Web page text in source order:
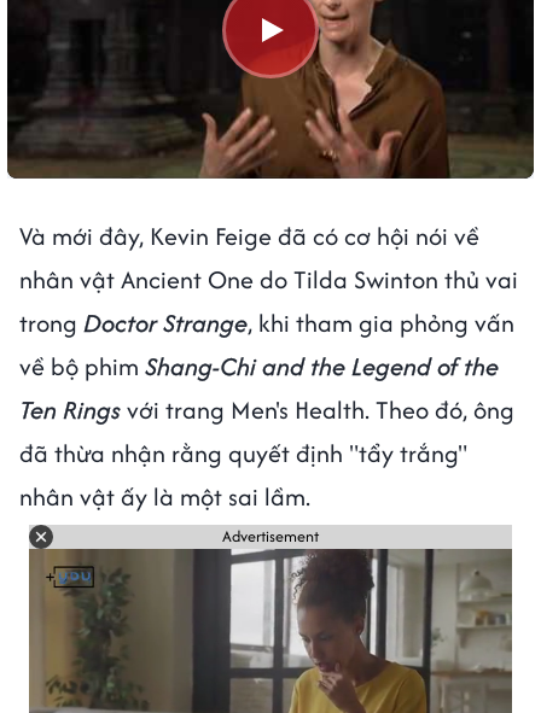
Và mới đây, Kevin Feige đã có cơ hội nói về
nhân vật Ancient One do Tilda Swinton thủ vai
trong Doctor Strange, khi tham gia phỏng vấn
về bộ phim Shang-Chi and the Legend of the
Ten Ringsvới trang Men's Health. Theo đó, ông
đã thừa nhận rằng quyết định "tẩy trắng"
nhân vật ấy là một sai lầm.
Advertisement